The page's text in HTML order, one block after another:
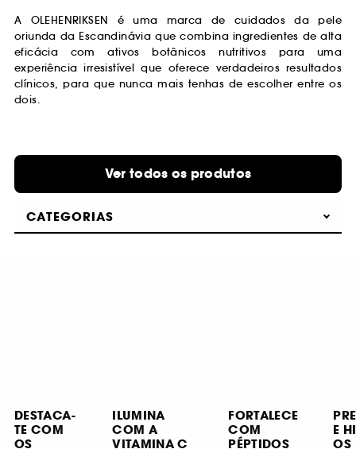
A OLEHENRIKSEN é uma marca de cuidados da pele
oriunda da Escandinávia que combina ingredientes de alta
eficácia com ativos botânicos nutritivos para uma
experiência irresistível que oferece verdadeiros resultados
clínicos, para que nunca mais tenhas de escolher entre os
dois.
Ver todos os produtos
CATEGORIAS
DESTACA-
TE COM
OS
ILUMINA
COM A
VITAMINA C
FORTALECE
COM
PÉPTIDOS
E
OS